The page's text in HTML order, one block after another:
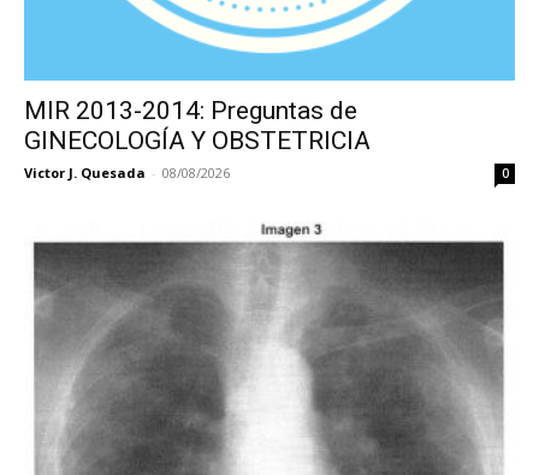
MIR 2013-2014: Preguntas de
GINECOLOGÍA Y OBSTETRICIA
Victor J. Quesada - 08/08/2026 0